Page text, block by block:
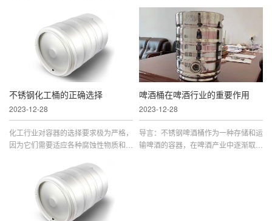
药、生物工程和医疗器械等领域。以下
是不锈钢医药桶在医药工业中的应用意
义的一些方面。1. 良*的化学稳定性和
防腐性不锈钢医药桶由不锈钢制成，具
有出色的化学稳定性和防腐性。在医药
工业中，许多药物和化学物质需要...
高温、易清洁等优点。由于其优越的性
能，不锈钢饮料桶在各行各业都有着广
泛的应用。本文将详细介绍不锈钢饮料
桶的应用领域及其特点。一、食品工业
在食品工业中，不锈钢饮料桶被广泛用
于储存、运输和加工各类液体食品，如
果汁、酒类、饮料等。不锈钢材...
不锈钢化工桶的正确选择
2023-12-28
化工行业对容器的选择要求极为严格，
因为它们需要适应各种腐蚀性物质和极
因其优异的耐腐蚀性能和强大的结构而
备受青睐。正确选择不锈钢化工桶对于
确保化工过程的安全性和效率至关重
要。本文将探讨如何正确选择不锈钢化
工桶，并介绍一些关键因素。**1. ** 材
啤酒桶在啤酒行业的重要作用
2023-12-28
导言：不锈钢啤酒桶作为一种存储和运
输啤酒的容器，在啤酒产业中逐渐取代